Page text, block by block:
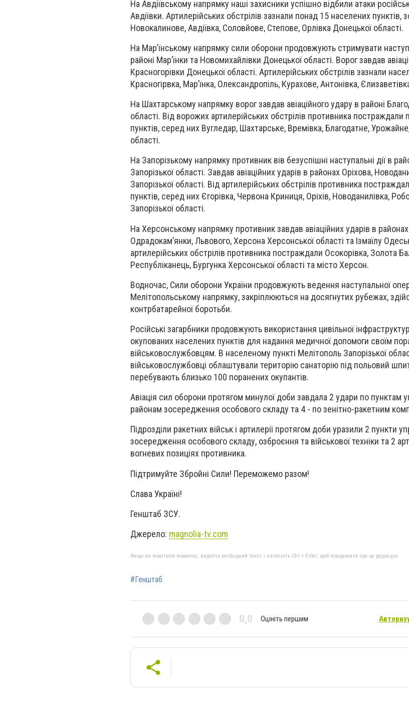
На Авдіївському напрямку наші захисники успішно відбили атаки
Авдіївки. Артилерійських обстрілів зазнали понад 15 населених пунктів,
Новокалинове, Авдіївка, Соловйове, Степове, Орлівка Донецької області.
На Мар’їнському напрямку сили оборони продовжують стримувати наступ
районі Мар’їнки та Новомихайлівки Донецької області. Ворог завдав
Красногорівки Донецької області. Артилерійських обстрілів зазнали
Красногірвка, Мар’їнка, Олександропіль, Курахове, Антонівка,
На Шахтарському напрямку ворог завдав авіаційного удару в районі
області. Від ворожих артилерійських обстрілів противника
пунктів, серед них Вугледар, Шахтарське, Времівка, Благодатне,
області.
На Запорізькому напрямку противник вів безуспішні наступальні дії в
Запорізької області. Завдав авіаційних ударів в районах Оріхова,
Запорізької області. Від артилерійських обстрілів противника
пунктів, серед них Єгорівка, Червона Криниця, Оріхів, Новоданилівка,
Запорізької області.
На Херсонському напрямку противник завдав авіаційних ударів в
Одрадокам’янки, Львового, Херсона Херсонської області та Ізмаїлу
артилерійських обстрілів противника постраждали Осокорівка, Золота
Республіканець, Бургунка Херсонської області та місто Херсон.
Водночас, Сили оборони України продовжують ведення наступальної
Мелітопольському напрямку, закріплюються на досягнутих рубежах,
контрбатарейної боротьби.
Російські загарбники продовжують використання цивільної
окупованих населених пунктів для надання медичної допомоги своїм
військовослужбовцям. В населеному пункті Мелітополь Запорізької
військовослужбовці облаштували територію санаторію під польовий
перебувають близько 100 поранених окупантів.
Авіація сил оборони протягом минулої доби завдала 2 удари по пунктам
районам зосередження особового складу та 4 - по зенітно-ракетним
Підрозділи ракетних військ і артилерії протягом доби уразили 2 пункти
зосередження особового складу, озброєння та військової техніки та 2
вогневих позиціях противника.
Підтримуйте Збройні Сили! Переможемо разом!
Слава Україні!
Генштаб ЗСУ.
Джерело: magnolia-tv.com
Якщо ви помітили помилку, виділіть необхідний текст і натисніть Ctrl + Enter, щоб повідомити про це редакцію
#Генштаб
0,0 Оцініть першим